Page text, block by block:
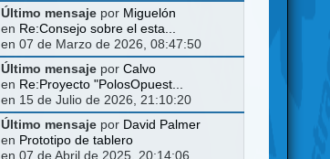
Último mensajepor Miguelón
en Re:Consejo sobre el esta...
en 07 de Marzo de 2026, 08:47:50
Último mensajepor Calvo
en Re:Proyecto "PolosOpuest...
en 15 de Julio de 2026, 21:10:20
Último mensajepor David Palmer
en Prototipo de tablero
en 07 de Abril de 2025, 20:14:06